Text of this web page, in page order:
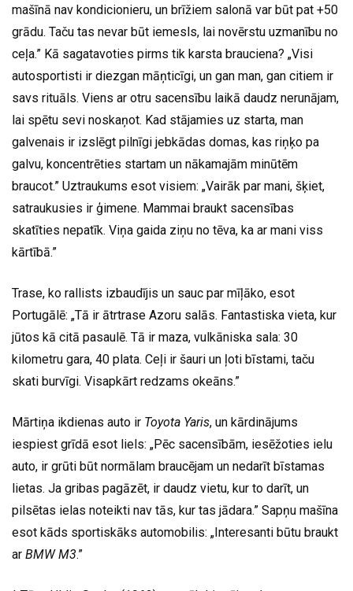
mašīnā nav kondicionieru, un brīžiem salonā var būt pat +50
grādu. Taču tas nevar būt iemesls, lai novērstu uzmanību no
ceļa.” Kā sagatavoties pirms tik karsta brauciena? „Visi
autosportisti ir diezgan māņticīgi, un gan man, gan citiem ir
savs rituāls. Viens ar otru sacensību laikā daudz nerunājam,
lai spētu sevi noskaņot. Kad stājamies uz starta, man
galvenais ir izslēgt pilnīgi jebkādas domas, kas riņķo pa
galvu, koncentrēties startam un nākamajām minūtēm
braucot.” Uztraukums esot visiem: „Vairāk par mani, šķiet,
satraukusies ir ģimene. Mammai braukt sacensības
skatīties nepatīk. Viņa gaida ziņu no tēva, ka ar mani viss
kārtībā.”
Trase, ko rallists izbaudījis un sauc par mīļāko, esot
Portugālē: „Tā ir ātrtrase Azoru salās. Fantastiska vieta, kur
jūtos kā citā pasaulē. Tā ir maza, vulkāniska sala: 30
kilometru gara, 40 plata. Ceļi ir šauri un ļoti bīstami, taču
skati burvīgi. Visapkārt redzams okeāns.”
Mārtiņa ikdienas auto ir Toyota Yaris, un kārdinājums
iespiest grīdā esot liels: „Pēc sacensībām, iesēžoties ielu
auto, ir grūti būt normālam braucējam un nedarīt bīstamas
lietas. Ja gribas pagāzēt, ir daudz vietu, kur to darīt, un
pilsētas ielas noteikti nav tās, kur tas jādara.” Sapņu mašīna
esot kāds sportiskāks automobilis: „Interesanti būtu braukt
ar BMW M3.”